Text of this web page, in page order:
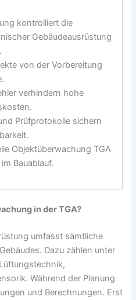
kontrolliert die
Gebäudeausrüstung
von der Vorbereitung
verhindern hohe
Prüfprotokolle sichern
Objektüberwachung TGA
Bauablauf.
in der TGA?
umfasst sämtliche
Dazu zählen unter
Während der Planung
und Berechnungen. Erst